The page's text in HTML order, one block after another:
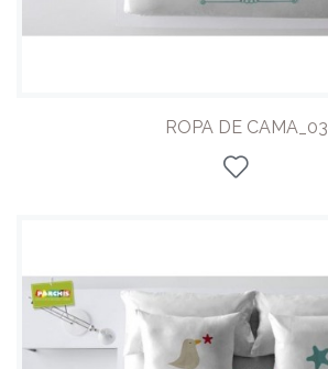
ROPA DE CAMA_03